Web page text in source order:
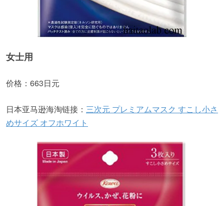
女士用
价格：663日元
日本亚马逊海淘链接： 三次元 プレミアムマスク すこし小さ
めサイズ オフホワイト